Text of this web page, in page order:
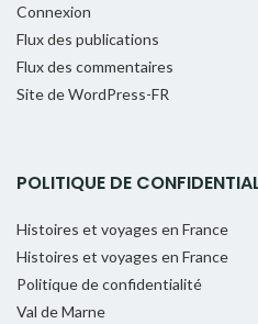
Connexion
Flux des publications
Flux des commentaires
Site de WordPress-FR
POLITIQUE DE
Histoires et voyages en France
Histoires et voyages en France
Politique de confidentialité
Val de Marne